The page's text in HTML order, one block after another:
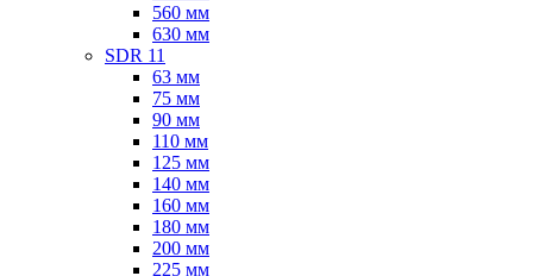
560 мм
630 мм
SDR 11
63 мм
75 мм
90 мм
110 мм
125 мм
140 мм
160 мм
180 мм
200 мм
225 мм